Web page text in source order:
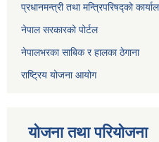
प्रधानमन्त्री तथा मन्त्रिपरिषद्को
नेपाल सरकारको पोर्टल
नेपालभरका साबिक र हालका ठेगाना
राष्ट्रिय योजना आयोग
योजना तथा परियोजना